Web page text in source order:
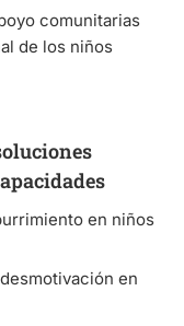
comunitarias
de los niños
en niños
en